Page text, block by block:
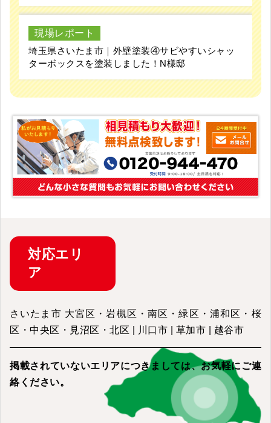
現場レポート
埼玉県さいたま市｜外壁塗装④サビやすいシャッ
ターボックスを塗装しました！N様邸
対応エリ
ア
さいたま市 大宮区・岩槻区・南区・緑区・浦和区・桜
区・中央区・見沼区・北区 | 川口市 | 草加市 | 越谷市
掲載されていないエリアにつきましては、お気軽にご連
絡ください。